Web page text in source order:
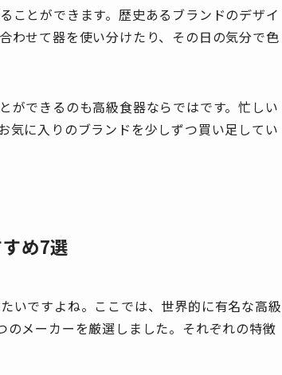
ことができます。歴史あるブランドのデザイ
わせて器を使い分けたり、その日の気分で色
ができるのも高級食器ならではです。忙しい
気に入りのブランドを少しずつ買い足してい
め7選
いですよね。ここでは、世界的に有名な高級
メーカーを厳選しました。それぞれの特徴